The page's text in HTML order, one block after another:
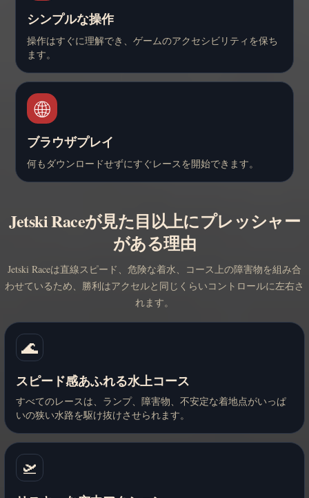
シンプルな操作
操作はすぐに理解でき、ゲームのアクセシビリティを保ち
ます。
🌐
ブラウザプレイ
何もダウンロードせずにすぐレースを開始できます。
Jetski Raceが見た目以上にプレッシャー
がある理由
Jetski Raceは直線スピード、危険な着水、コース上の障害物を組み合
わせているため、勝利はアクセルと同じくらいコントロールに左右さ
れます。
🌊
スピード感あふれる水上コース
すべてのレースは、ランプ、障害物、不安定な着地点がいっぱ
いの狭い水路を駆け抜けさせられます。
🛫